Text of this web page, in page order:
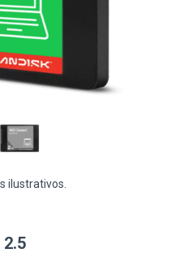
ilustrativos.